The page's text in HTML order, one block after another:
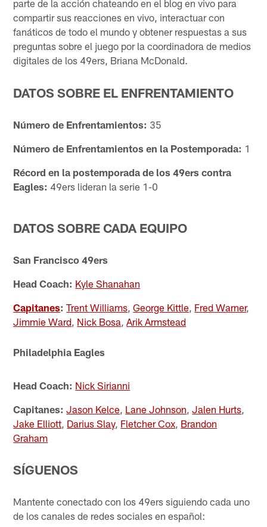
parte de la acción chateando en el blog en vivo para
compartir sus reacciones en vivo, interactuar con
fanáticos de todo el mundo y obtener respuestas a sus
preguntas sobre el juego por la coordinadora de medios
digitales de los 49ers, Briana McDonald.
DATOS SOBRE EL ENFRENTAMIENTO
Número de Enfrentamientos: 35
Número de Enfrentamientos en la Postemporada: 1
Récord en la postemporada de los 49ers contra
Eagles: 49ers lideran la serie 1-0
DATOS SOBRE CADA EQUIPO
San Francisco 49ers
Head Coach: Kyle Shanahan
Capitanes: Trent Williams,George Kittle, Fred Warner,
Jimmie Ward, Nick Bosa,Arik Armstead
Philadelphia Eagles
Head Coach: Nick Sirianni
Capitanes: Jason Kelce Lane Johnson ,Jalen Hurts
Jake Elliott Darius Slay, Fletcher Cox Brandon
Graham
SÍGUENOS
Mantente conectado con los 49ers siguiendo cada uno
de los canales de redes sociales en español: